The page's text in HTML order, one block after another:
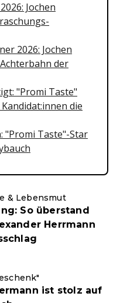
Jochen
2026: Jochen
der
"Promi Taste"
die
"Promi Taste"-Star
& Lebensmut
So überstand
Herrmann
ist stolz auf